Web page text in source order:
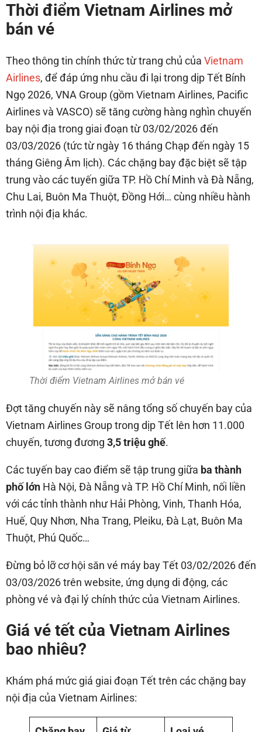
Thời điểm Vietnam Airlines mở
bán vé
Theo thông tin chính thức từ trang chủ của Vietnam
Airlines, để đáp ứng nhu cầu đi lại trong dịp Tết Bính
Ngọ 2026, VNA Group (gồm Vietnam Airlines, Pacific
Airlines và VASCO) sẽ tăng cường hàng nghìn chuyến
bay nội địa trong giai đoạn từ 03/02/2026 đến
03/03/2026 (tức từ ngày 16 tháng Chạp đến ngày 15
tháng Giêng Âm lịch). Các chặng bay đặc biệt sẽ tập
trung vào các tuyến giữa TP. Hồ Chí Minh và Đà Nẵng,
Chu Lai, Buôn Ma Thuột, Đồng Hới… cùng nhiều hành
trình nội địa khác.
Thời điểm Vietnam Airlines mở bán vé
Đợt tăng chuyến này sẽ nâng tổng số chuyến bay của
Vietnam Airlines Group trong dịp Tết lên hơn 11.000
chuyến, tương đương 3,5 triệu ghế.
Các tuyến bay cao điểm sẽ tập trung giữa ba thành
phố lớn Hà Nội, Đà Nẵng và TP. Hồ Chí Minh, nối liền
với các tỉnh thành như Hải Phòng, Vinh, Thanh Hóa,
Huế, Quy Nhơn, Nha Trang, Pleiku, Đà Lạt, Buôn Ma
Thuột, Phú Quốc…
Đừng bỏ lỡ cơ hội săn vé máy bay Tết 03/02/2026 đến
03/03/2026 trên website, ứng dụng di động, các
phòng vé và đại lý chính thức của Vietnam Airlines.
Giá vé tết của Vietnam Airlines
bao nhiêu?
Khám phá mức giá giai đoạn Tết trên các chặng bay
nội địa của Vietnam Airlines: